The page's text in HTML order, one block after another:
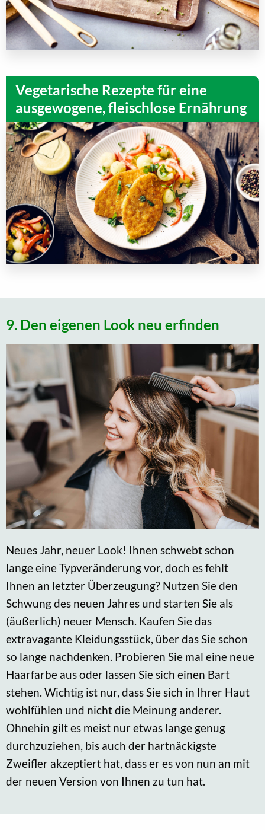
Vegetarische Rezepte für eine
ausgewogene, fleischlose Ernährung
9. Den eigenen Look neu erfinden
Neues Jahr, neuer Look! Ihnen schwebt schon
lange eine Typveränderung vor, doch es fehlt
Ihnen an letzter Überzeugung? Nutzen Sie den
Schwung des neuen Jahres und starten Sie als
(äußerlich) neuer Mensch. Kaufen Sie das
extravagante Kleidungsstück, über das Sie schon
so lange nachdenken. Probieren Sie mal eine neue
Haarfarbe aus oder lassen Sie sich einen Bart
stehen. Wichtig ist nur, dass Sie sich in Ihrer Haut
wohlfühlen und nicht die Meinung anderer.
Ohnehin gilt es meist nur etwas lange genug
durchzuziehen, bis auch der hartnäckigste
Zweifler akzeptiert hat, dass er es von nun an mit
der neuen Version von Ihnen zu tun hat.